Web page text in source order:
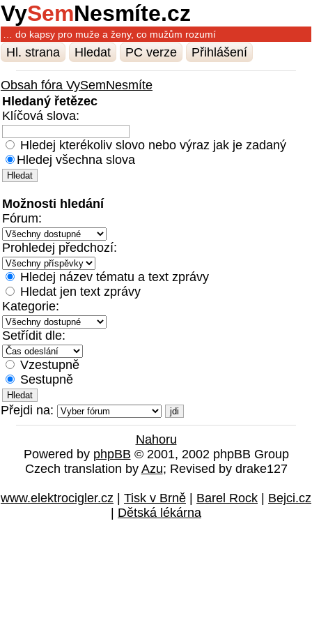
VySemNesmíte.cz
… do kapsy pro muže a ženy, co mužům rozumí
Hl. strana Hledat PC verze Přihlášení
Obsah fóra VySemNesmíte
Hledaný řetězec
Klíčová slova:
Hledej kterékoliv slovo nebo výraz jak je zadaný
Hledej všechna slova
Možnosti hledání
Fórum:
Prohledej předchozí:
Hledej název tématu a text zprávy
Hledat jen text zprávy
Kategorie:
Setřídit dle:
Vzestupně
Sestupně
Přejdi na:
Nahoru
Powered by phpBB © 2001, 2002 phpBB Group
Czech translation by Azu; Revised by drake127
www.elektrocigler.cz Tisk v Brně Barel Rock
Bejci.cz
Dětská lékárna